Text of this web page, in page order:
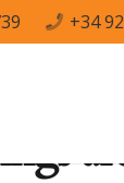
+34